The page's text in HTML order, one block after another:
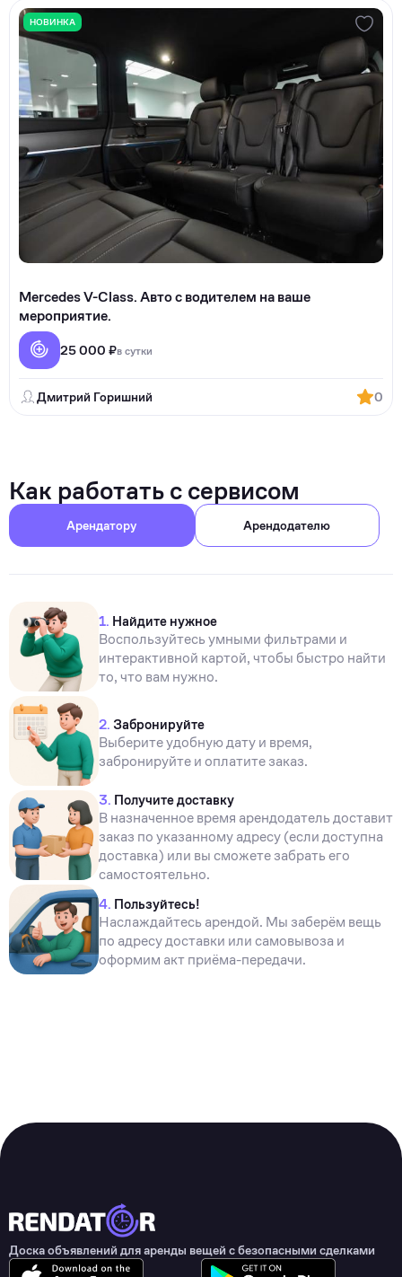
НОВИНКА
Merсеdеs V-Сlаss. Автo с вoдителем на ваше
мерoприятиe.
25 000 ₽в сутки
Дмитрий Горишний 0
Как работать с сервисом
Арендатору Арендодателю
1. Найдите нужное
Воспользуйтесь умными фильтрами и
интерактивной картой, чтобы быстро найти
то, что вам нужно.
2. Забронируйте
Выберите удобную дату и время,
забронируйте и оплатите заказ.
3. Получите доставку
В назначенное время арендодатель доставит
заказ по указанному адресу (если доступна
доставка) или вы сможете забрать его
самостоятельно.
4. Пользуйтесь!
Наслаждайтесь арендой. Мы заберём вещь
по адресу доставки или самовывоза и
оформим акт приёма-передачи.
Доска объявлений для аренды вещей с безопасными сделками